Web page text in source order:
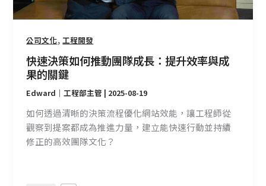
公司文化, 工程開發
快速決策如何推動團隊成長：提升效率與成
果的關鍵
Edward｜工程部主管 | 2025-08-19
如何透過清晰的決策流程優化網站效能，讓工程師從
觀察到提案都成為推進力量，建立能快速行動並持續
修正的高效團隊文化？
成
長：
提
效
率
與
成
果
的